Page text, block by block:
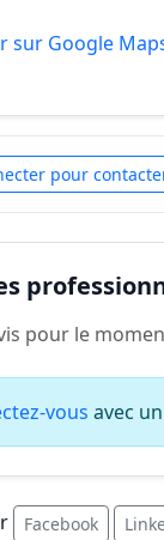
sur Google
pour
pour le
vous avec
Facebook